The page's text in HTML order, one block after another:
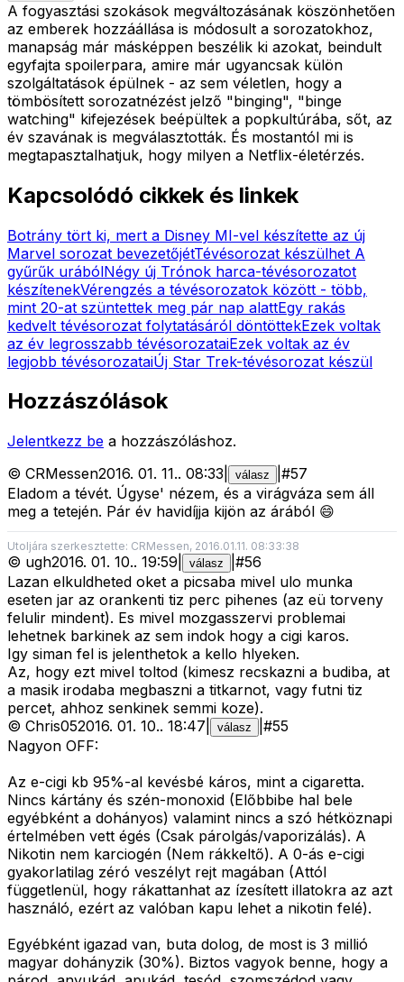
A fogyasztási szokások megváltozásának köszönhetően
az emberek hozzáállása is módosult a sorozatokhoz,
manapság már másképpen beszélik ki azokat, beindult
egyfajta spoilerpara, amire már ugyancsak külön
szolgáltatások épülnek - az sem véletlen, hogy a
tömbösített sorozatnézést jelző "binging", "binge
watching" kifejezések beépültek a popkultúrába, sőt, az
év szavának is megválasztották. És mostantól mi is
megtapasztalhatjuk, hogy milyen a Netflix-életérzés.
Kapcsolódó cikkek és linkek
Botrány tört ki, mert a Disney MI-vel készítette az új
Marvel sorozat bevezetőjétTévésorozat készülhet A
gyűrűk urábólNégy új Trónok harca-tévésorozatot
készítenekVérengzés a tévésorozatok között - több,
mint 20-at szüntettek meg pár nap alattEgy rakás
kedvelt tévésorozat folytatásáról döntöttekEzek voltak
az év legrosszabb tévésorozataiEzek voltak az év
legjobb tévésorozataiÚj Star Trek-tévésorozat készül
Hozzászólások
Jelentkezz be a hozzászóláshoz.
© CRMessen2016. 01. 11.. 08:33 válasz #57
Eladom a tévét. Úgyse' nézem, és a virágváza sem áll
meg a tetején. Pár év havidíjja kijön az árából 😄
Utoljára szerkesztette: CRMessen, 2016.01.11. 08:33:38
© ugh2016. 01. 10.. 19:59 válasz #56
Lazan elkuldheted oket a picsaba mivel ulo munka
eseten jar az orankenti tiz perc pihenes (az eü torveny
felulir mindent). Es mivel mozgasszervi problemai
lehetnek barkinek az sem indok hogy a cigi karos.
Igy siman fel is jelenthetok a kello hlyeken.
Az, hogy ezt mivel toltod (kimesz recskazni a budiba, at
a masik irodaba megbaszni a titkarnot, vagy futni tiz
percet, ahhoz senkinek semmi koze).
© Chris052016. 01. 10.. 18:47 válasz #55
Nagyon OFF:
Az e-cigi kb 95%-al kevésbé káros, mint a cigaretta.
Nincs kártány és szén-monoxid (Előbbibe hal bele
egyébként a dohányos) valamint nincs a szó hétköznapi
értelmében vett égés (Csak párolgás/vaporizálás). A
Nikotin nem karciogén (Nem rákkeltő). A 0-ás e-cigi
gyakorlatilag zéró veszélyt rejt magában (Attól
függetlenül, hogy rákattanhat az ízesített illatokra az azt
használó, ezért az valóban kapu lehet a nikotin felé).
Egyébként igazad van, buta dolog, de most is 3 millió
magyar dohányzik (30%). Biztos vagyok benne, hogy a